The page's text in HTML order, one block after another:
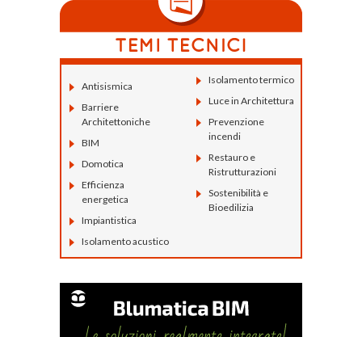
Antisismica
Barriere
Architettoniche
BIM
Domotica
Efficienza
energetica
Impiantistica
Isolamento acustico
Isolamento termico
Luce in Architettura
Prevenzione
incendi
Restauro e
Ristrutturazioni
Sostenibilità e
Bioedilizia